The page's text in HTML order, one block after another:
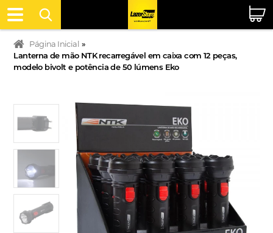
Página Inicial »
Lanterna de mão NTK recarregável em caixa com 12 peças,
modelo bivolt e potência de 50 lúmens Eko